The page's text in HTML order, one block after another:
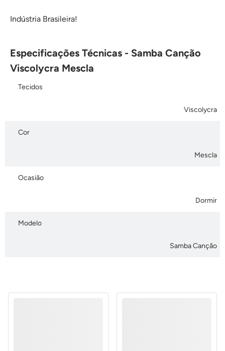
Indústria Brasileira!
Especificações Técnicas - Samba Canção
Viscolycra Mescla
Tecidos
Viscolycra
Cor
Mescla
Ocasião
Dormir
Modelo
Samba Canção